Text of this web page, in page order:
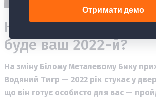
Новорічний тест
буде ваш 2022-й?
На зміну Білому Металевому Бику
Водяний Тигр — 2022 рік стукає у
що він готує особисто для вас —